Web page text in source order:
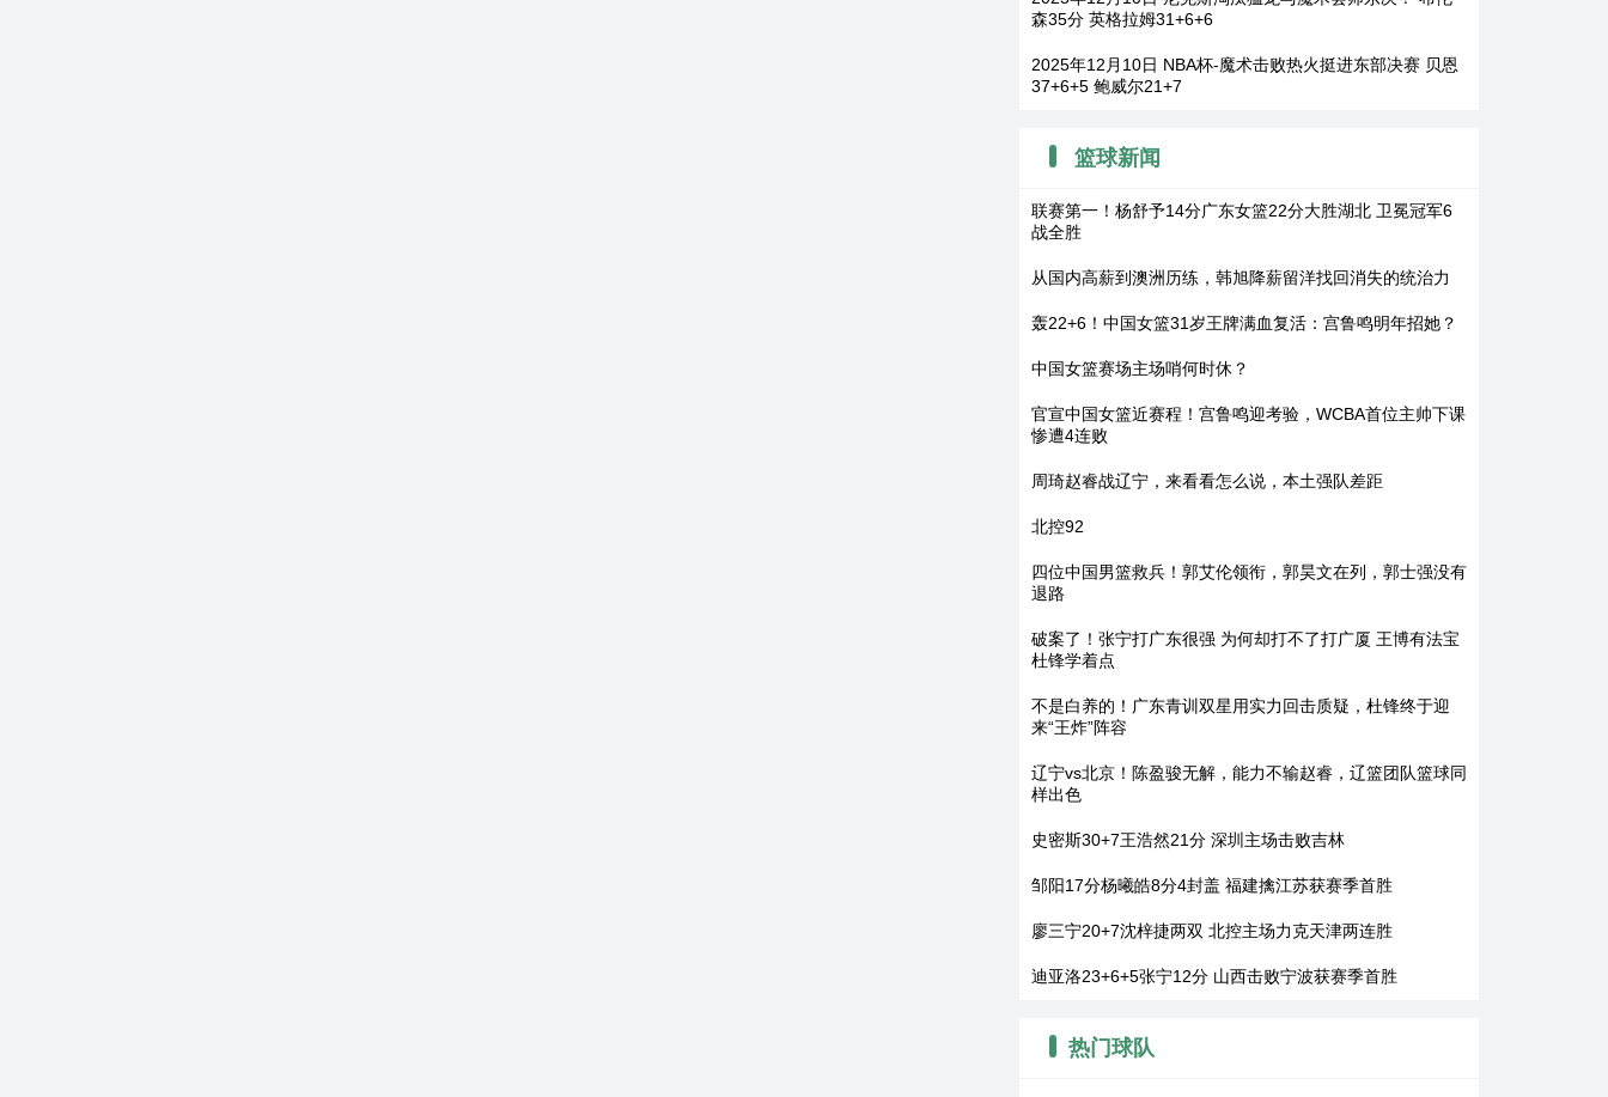
森35分 英格拉姆31+6+6
2025年12月10日 NBA杯-魔术击败热火挺进东部决赛 贝恩
37+6+5 鲍威尔21+7
篮球新闻
联赛第一！杨舒予14分广东女篮22分大胜湖北 卫冕冠军6
战全胜
从国内高薪到澳洲历练，韩旭降薪留洋找回消失的统治力
轰22+6！中国女篮31岁王牌满血复活：宫鲁鸣明年招她？
中国女篮赛场主场哨何时休？
官宣中国女篮近赛程！宫鲁鸣迎考验，WCBA首位主帅下课
惨遭4连败
周琦赵睿战辽宁，来看看怎么说，本土强队差距
北控92
四位中国男篮救兵！郭艾伦领衔，郭昊文在列，郭士强没有
退路
破案了！张宁打广东很强 为何却打不了打广厦 王博有法宝
杜锋学着点
不是白养的！广东青训双星用实力回击质疑，杜锋终于迎
来“王炸”阵容
辽宁vs北京！陈盈骏无解，能力不输赵睿，辽篮团队篮球同
样出色
史密斯30+7王浩然21分 深圳主场击败吉林
邹阳17分杨曦皓8分4封盖 福建擒江苏获赛季首胜
廖三宁20+7沈梓捷两双 北控主场力克天津两连胜
迪亚洛23+6+5张宁12分 山西击败宁波获赛季首胜
热门球队